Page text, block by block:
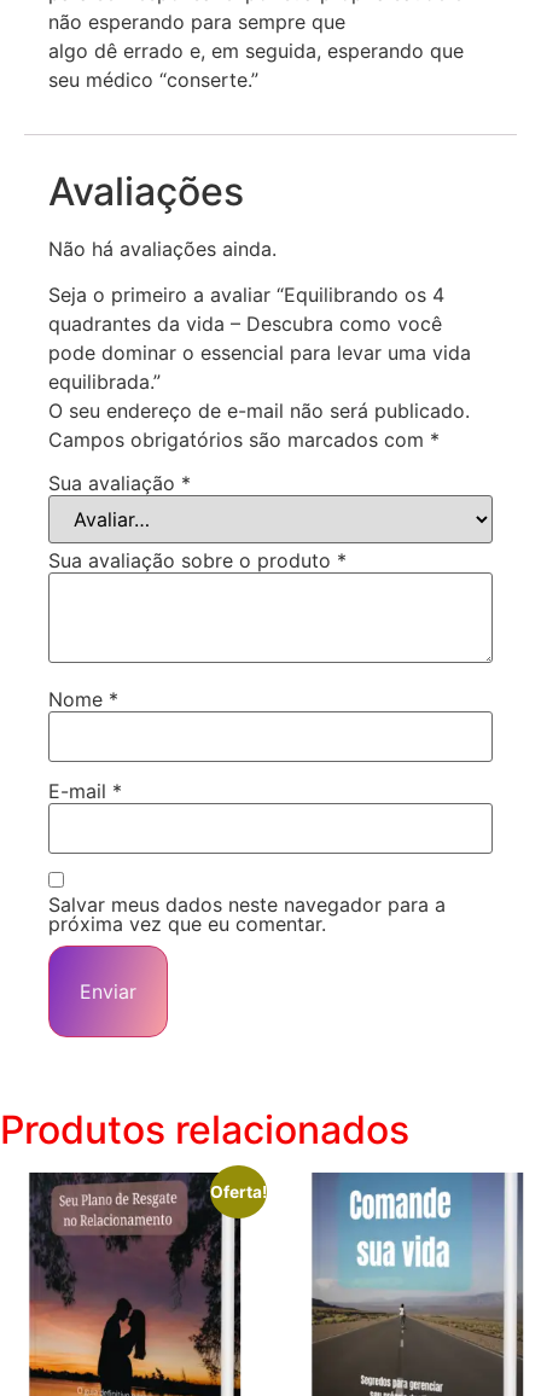
não esperando para sempre que
algo dê errado e, em seguida, esperando que
seu médico “conserte.”
Avaliações
Não há avaliações ainda.
Seja o primeiro a avaliar “Equilibrando os 4
quadrantes da vida – Descubra como você
pode dominar o essencial para levar uma vida
equilibrada.”
O seu endereço de e-mail não será publicado.
Campos obrigatórios são marcados com *
Sua avaliação *
Sua avaliação sobre o produto *
Nome *
E-mail *
Salvar meus dados neste navegador para a
próxima vez que eu comentar.
Produtos relacionados
Oferta!